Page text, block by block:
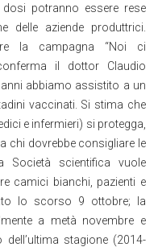
potranno essere rese
delle aziende produttrici.
la campagna “Noi ci
il dottor Claudio
anni abbiamo assistito a un
vaccinati. Si stima che
e infermieri) si protegga,
chi dovrebbe consigliare le
Società scientifica vuole
camici bianchi, pazienti e
lo scorso 9 ottobre; la
a metà novembre e
stagione (2014-